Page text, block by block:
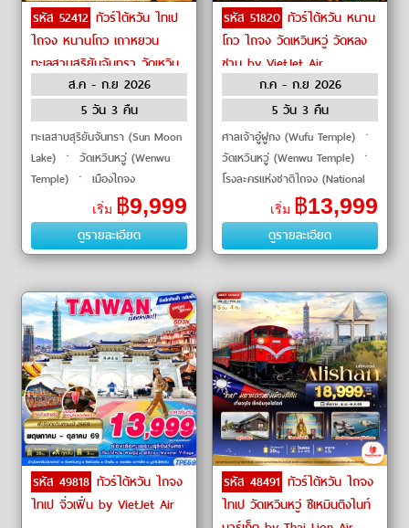
รหัส 52412 ทัวร์ไต้หวัน ไทเป
ไถจง หนานโถว เถาหยวน
ทะเลสาบสุริยันจันทรา วัดเหวิน
หวู่ ท่าเรือประมงเจิ้งปิน by
VietJet Air
ส.ค - ก.ย 2026
5 วัน 3 คืน
ทะเลสาบสุริยันจันทรา (Sun Moon
Lake) ㆍ วัดเหวินหวู่ (Wenwu
Temple) ㆍ เมืองไถจง
(Taichung) ㆍ ท่าเรือประมงเจิ้งปิน
(Zhengbin Fishing Port) ㆍ
หมู่บ้านโบ�
เริ่ม ฿9,999
ดูรายละเอียด
รหัส 51820 ทัวร์ไต้หวัน หนาน
โถว ไถจง วัดเหวินหวู่ วัดหลง
ซาน by VietJet Air
ก.ค - ก.ย 2026
5 วัน 3 คืน
ศาลเจ้าอู๋ฝูกง (Wufu Temple) ㆍ
วัดเหวินหวู่ (Wenwu Temple) ㆍ
โรงละครแห่งชาติไถจง (National
Taichung Theater) ㆍ วัดเว่ย
เทียน (Weitian Temple) ㆍ วัด
เสียไห่เ�
เริ่ม ฿13,999
ดูรายละเอียด
รหัส 49818 ทัวร์ไต้หวัน ไถจง
ไทเป จิ่วเฟิ่น by VietJet Air
รหัส 48491 ทัวร์ไต้หวัน ไถจง
ไทเป วัดเหวินหวู่ ซีเหมินติงไนท์